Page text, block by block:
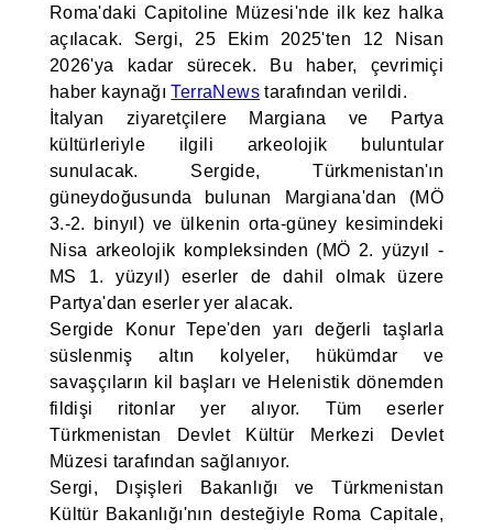
Roma'daki Capitoline Müzesi'nde ilk kez halka
açılacak. Sergi, 25 Ekim 2025'ten 12 Nisan
2026'ya kadar sürecek. Bu haber, çevrimiçi
haber kaynağıTerraNews tarafından verildi.
İtalyan ziyaretçilere Margiana ve Partya
kültürleriyle ilgili arkeolojik buluntular
sunulacak. Sergide, Türkmenistan'ın
güneydoğusunda bulunan Margiana'dan (MÖ
3.-2. binyıl) ve ülkenin orta-güney kesimindeki
Nisa arkeolojik kompleksinden (MÖ 2. yüzyıl -
MS 1. yüzyıl) eserler de dahil olmak üzere
Partya'dan eserler yer alacak.
Sergide Konur Tepe'den yarı değerli taşlarla
süslenmiş altın kolyeler, hükümdar ve
savaşçıların kil başları ve Helenistik dönemden
fildişi ritonlar yer alıyor. Tüm eserler
Türkmenistan Devlet Kültür Merkezi Devlet
Müzesi tarafından sağlanıyor.
Sergi, Dışişleri Bakanlığı ve Türkmenistan
Kültür Bakanlığı'nın desteğiyle Roma Capitale,